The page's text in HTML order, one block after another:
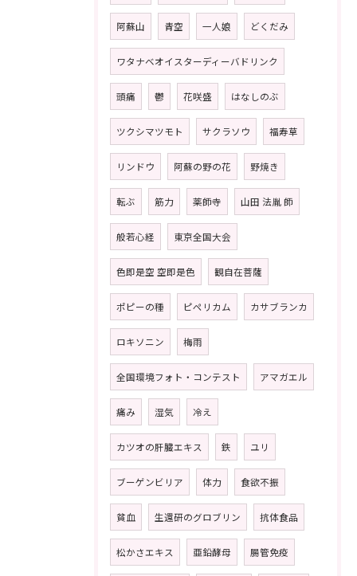
阿蘇山 青空 一人娘 どくだみ
ワタナベオイスターディーバドリンク
頭痛 鬱 花咲盛 はなしのぶ
ツクシマツモト サクラソウ 福寿草
リンドウ 阿蘇の野の花 野焼き
転ぶ 筋力 薬師寺 山田 法胤 師
般若心経 東京全国大会
色即是空 空即是色 観自在菩薩
ポピーの種 ピペリカム カサブランカ
ロキソニン 梅雨
全国環境フォト・コンテスト アマガエル
痛み 湿気 冷え
カツオの肝臓エキス 鉄 ユリ
ブーゲンビリア 体力 食欲不振
貧血 生還研のグロブリン 抗体食品
松かさエキス 亜鉛酵母 腸管免疫